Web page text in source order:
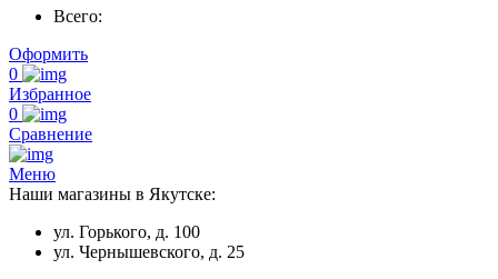
Всего:
Оформить
0
Избранное
0
Сравнение
Меню
Наши магазины в Якутске:
ул. Горького, д. 100
ул. Чернышевского, д. 25